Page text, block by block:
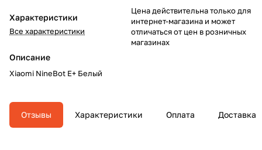
Характеристики
Все характеристики
Описание
Xiaomi NineBot E+ Белый
Цена действительна только для
интернет-магазина и может
отличаться от цен в розничных
магазинах
Отзывы Характеристики Оплата Доставка